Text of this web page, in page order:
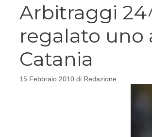
Arbitraggi
regalato uno
Catania
15 Febbraio 2010 di Redazione